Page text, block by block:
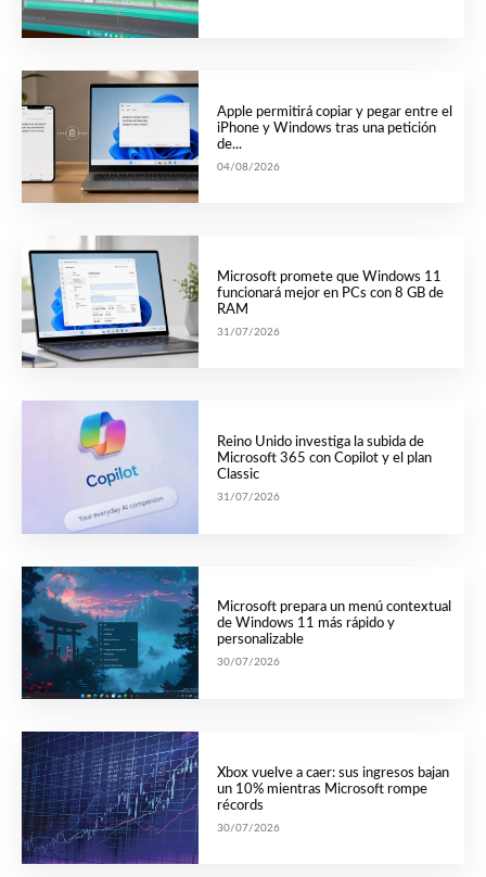
Apple permitirá copiar y pegar entre el
iPhone y Windows tras una petición
de...
04/08/2026
Microsoft promete que Windows 11
funcionará mejor en PCs con 8 GB de
RAM
31/07/2026
Reino Unido investiga la subida de
Microsoft 365 con Copilot y el plan
Classic
31/07/2026
Microsoft prepara un menú contextual
de Windows 11 más rápido y
personalizable
30/07/2026
Xbox vuelve a caer: sus ingresos bajan
un 10% mientras Microsoft rompe
récords
30/07/2026